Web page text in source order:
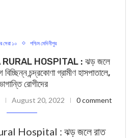
১০ পশ্চিম মেদিনীপুর
HOSPITAL : ঝড় জলে
চন্দ্রকোণা গ্রামীণ হাসপাতালে,
রোগীদের
August 20, 2022 0 comment
Hospital : ঝড় জলে রাত